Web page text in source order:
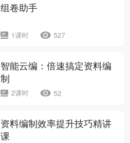
组卷助手
1课时 527
智能云编：倍速搞定资料编
制
2课时 52
资料编制效率提升技巧精讲
课